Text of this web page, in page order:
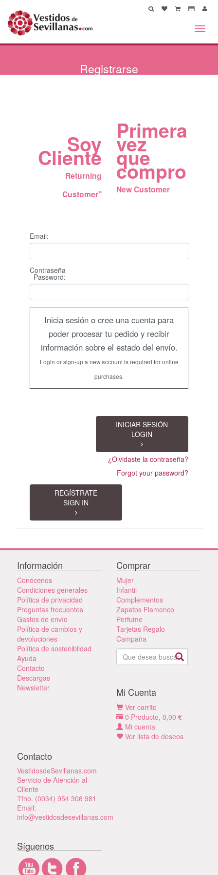
Registrarse
Soy
Cliente
Returning
Customer"
Primera
vez
que
compro
New Customer
Email:
Contraseña
Password:
Inicia sesión o cree una cuenta para
poder procesar tu pedido y recibir
información sobre el estado del envío.
Login or sign-up a new account is required for online
purchases.
INICIAR SESIÓN
LOGIN
¿Olvidaste la contraseña?
Forgot your password?
REGÍSTRATE
SIGN IN
Información
Conócenos
Condiciones generales
Política de privacidad
Preguntas frecuentes
Gastos de envío
Política de cambios y
devoluciones
Política de sosteniblidad
Ayuda
Contacto
Descargas
Newsletter
Comprar
Mujer
Infantil
Complementos
Zapatos Flamenco
Perfume
Tarjetas Regalo
Campaña
Mi Cuenta
Ver carrito
0 Producto, 0,00 €
Mi cuenta
Ver lista de deseos
Contacto
VestidosdeSevillanas.com
Servicio de Atención al
Cliente
Tfno. (0034) 954 306 981
Email:
info@vestidosdesevillanas.com
Síguenos